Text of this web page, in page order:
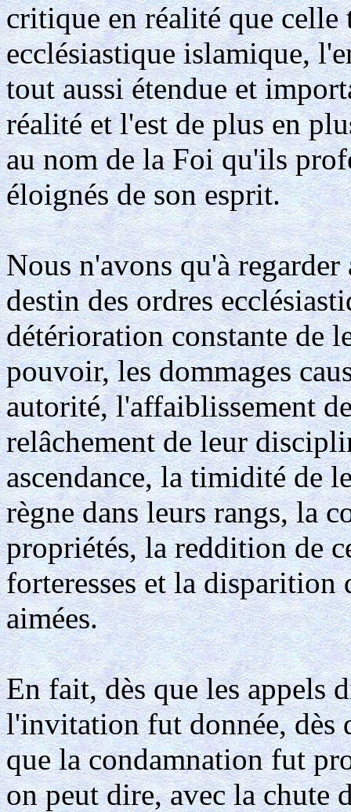
critique en réalité que celle
ecclésiastique islamique,
tout aussi étendue et
réalité et l'est de plus en
au nom de la Foi qu'ils
éloignés de son esprit.
Nous n'avons qu'à
destin des ordres
détérioration constante de
pouvoir, les dommages
autorité, l'affaiblissement
relâchement de leur
ascendance, la timidité de
règne dans leurs rangs, la
propriétés, la reddition de
forteresses et la disparition
aimées.
En fait, dès que les appels
l'invitation fut donnée, dès
que la condamnation fut
on peut dire, avec la chute